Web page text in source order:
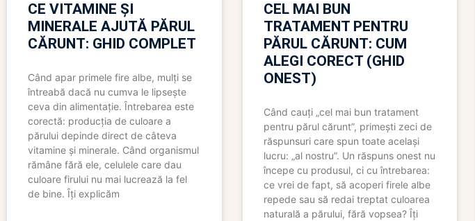
CE VITAMINE ȘI
MINERALE AJUTĂ PĂRUL
CĂRUNT: GHID COMPLET
Când apar primele fire albe, mulți se
întreabă dacă nu cumva le lipsește
ceva din alimentație. Întrebarea este
corectă: producția de culoare a
părului depinde direct de câteva
vitamine și minerale. Când organismul
rămâne fără ele, celulele care dau
culoare firului nu mai lucrează la fel
de bine. Îți explicăm
CEL MAI BUN
TRATAMENT PENTRU
PĂRUL CĂRUNT: CUM
ALEGI CORECT (GHID
ONEST)
Când cauți „cel mai bun tratament
pentru părul cărunt”, primești zeci de
răspunsuri care spun toate același
lucru: „al nostru”. Un răspuns onest nu
începe cu produsul, ci cu întrebarea:
ce vrei de fapt, să acoperi firele albe
repede sau să redai treptat culoarea
naturală a părului, fără vopsea? Îți